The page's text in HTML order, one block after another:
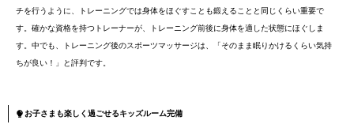
チを行うように、トレーニングでは身体をほぐすことも鍛えることと同じくらい重要で
す。確かな資格を持つトレーナーが、トレーニング前後に身体を適した状態にほぐしま
す。中でも、トレーニング後のスポーツマッサージは、「そのまま眠りかけるくらい気持
ちが良い！」と評判です。
お子さまも楽しく過ごせるキッズルーム完備